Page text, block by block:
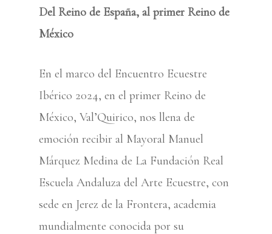
Del Reino de España, al primer Reino de
México
En el marco del Encuentro Ecuestre
Ibérico 2024, en el primer Reino de
México, Val’Quirico, nos llena de
emoción recibir al Mayoral Manuel
Márquez Medina de La Fundación Real
Escuela Andaluza del Arte Ecuestre, con
sede en Jerez de la Frontera, academia
mundialmente conocida por su